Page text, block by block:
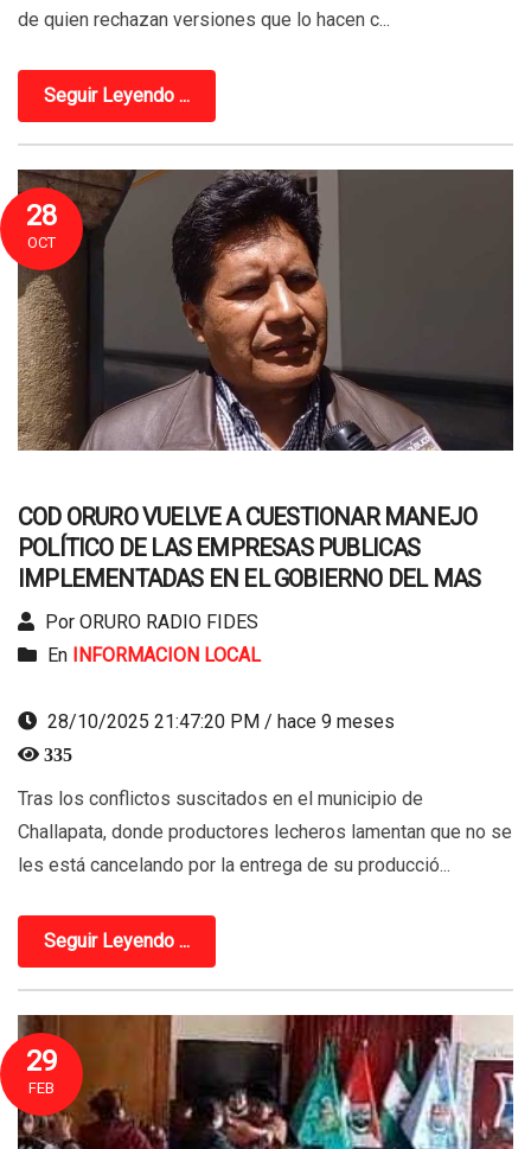
de quien rechazan versiones que lo hacen c...
Seguir Leyendo ...
28
OCT
COD ORURO VUELVE A CUESTIONAR MANEJO
POLÍTICO DE LAS EMPRESAS PUBLICAS
IMPLEMENTADAS EN EL GOBIERNO DEL MAS
Por ORURO RADIO FIDES
En
INFORMACION LOCAL
28/10/2025 21:47:20 PM / hace 9 meses
335
Tras los conflictos suscitados en el municipio de
Challapata, donde productores lecheros lamentan que no se
les está cancelando por la entrega de su producció...
Seguir Leyendo ...
29
FEB